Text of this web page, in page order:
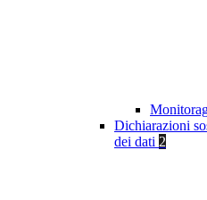
Dichiarazioni
dei dati 2